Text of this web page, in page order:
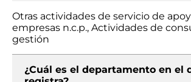
Otras actividades de servicio de
empresas n.c.p., Actividades de
gestión
¿Cuál es el departamento en el